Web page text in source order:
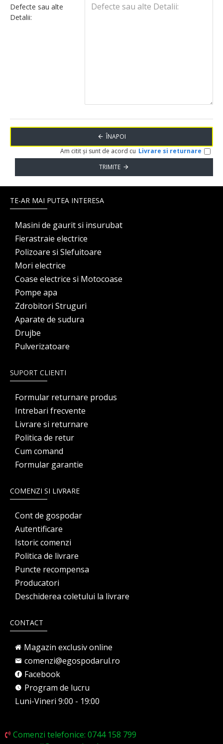
Defecte sau alte
Detalii:
ÎNAPOI
Am citit și sunt de acord cu Livrare si returnare
TRIMITE
TE-AR MAI PUTEA INTERESA
Masini de gaurit si insurubat
Fierastraie electrice
Polizoare si Slefuitoare
Mori electrice
Coase electrice si Motocoase
Pompe apa
Zdrobitori Struguri
Aparate de sudura
Drujbe
Pulverizatoare
SUPORT CLIENTI
Formular returnare produs
Intrebari frecvente
Livrare si returnare
Politica de retur
Cum comand
Formular garantie
COMENZI SI LIVRARE
Cont de gospodar
Autentificare
Istoric comenzi
Politica de livrare
Puncte recompensa
Producatori
Deschiderea coletului la livrare
CONTACT
Magazin exclusiv online
comenzi@egospodarul.ro
Facebook
Program de lucru
Luni-Vineri 9:00 - 19:00
Comenzi telefonice: 0744 158 799